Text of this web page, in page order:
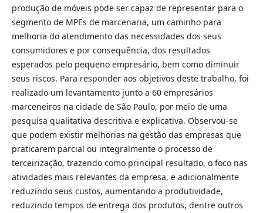
produção de móveis pode ser capaz de representar para o
segmento de MPEs de marcenaria, um caminho para
melhoria do atendimento das necessidades dos seus
consumidores e por consequência, dos resultados
esperados pelo pequeno empresário, bem como diminuir
seus riscos. Para responder aos objetivos deste trabalho, foi
realizado um levantamento junto a 60 empresários
marceneiros na cidade de São Paulo, por meio de uma
pesquisa qualitativa descritiva e explicativa. Observou-se
que podem existir melhorias na gestão das empresas que
praticarem parcial ou integralmente o processo de
terceirização, trazendo como principal resultado, o foco nas
atividades mais relevantes da empresa, e adicionalmente
reduzindo seus custos, aumentando a produtividade,
reduzindo tempos de entrega dos produtos, dentre outros